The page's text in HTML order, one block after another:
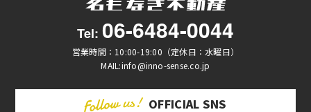
Tel: 06-6484-0044
営業時間：10:00-19:00（定休日：水曜日）
MAIL:info@inno-sense.co.jp
OFFICIAL SNS